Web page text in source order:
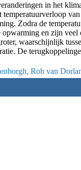
in het
Zodra de
en zijn
waarschijnlijk
De
Rob van